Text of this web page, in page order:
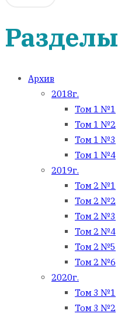
Разделы
Архив
2018г.
Том 1 №1
Том 1 №2
Том 1 №3
Том 1 №4
2019г.
Том 2 №1
Том 2 №2
Том 2 №3
Том 2 №4
Том 2 №5
Том 2 №6
2020г.
Том 3 №1
Том 3 №2